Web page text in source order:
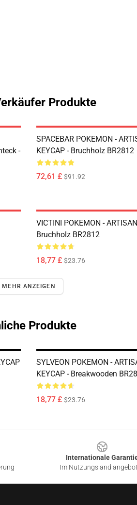
Produkte
-
SPACEBAR POKEMON -
KEYCAP - Bruchholz BR2812
72,61 £ $91.92
VICTINI POKEMON -
Bruchholz BR2812
18,77 £ $23.76
MEHR ANZEIGEN
Produkte
SYLVEON POKEMON -
KEYCAP - Breakwooden
18,77 £ $23.76
Internationale
Im Nutzungsland